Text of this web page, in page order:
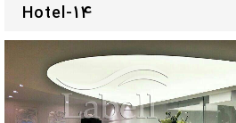
Hotel-14